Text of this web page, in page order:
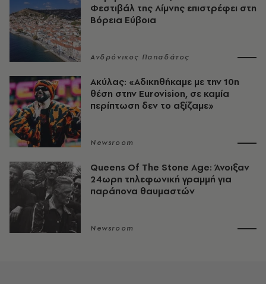
Φεστιβάλ της Λίμνης επιστρέφει στη
Βόρεια Εύβοια
Ανδρόνικος Παπαδάτος
Ακύλας: «Αδικηθήκαμε με την 10η
θέση στην Eurovision, σε καμία
περίπτωση δεν το αξίζαμε»
Newsroom
Queens Of The Stone Age: Άνοιξαν
24ωρη τηλεφωνική γραμμή για
παράπονα θαυμαστών
Newsroom